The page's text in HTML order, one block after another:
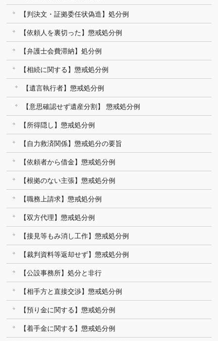
【判決文・証拠委任状偽造】処分例
【依頼人を裏切った】懲戒処分例
【弁護士会費滞納】処分例
【相続に関する】懲戒処分例
【遺言執行者】懲戒処分例
【意思確認せず遺産分割】 懲戒処分例
【所得隠し】懲戒処分例
【自力救済関係】懲戒処分の要旨
【依頼者から借金】懲戒処分例
【根拠のない主張】懲戒処分例
【職務上請求】懲戒処分例
【双方代理】懲戒処分例
【接見等もみ消し工作】懲戒処分例
【裁判資料等返却せず】懲戒処分例
【公設事務所】処分と非行
【相手方と直接交渉】懲戒処分例
【預り金に関する】懲戒処分例
【着手金に関する】懲戒処分例